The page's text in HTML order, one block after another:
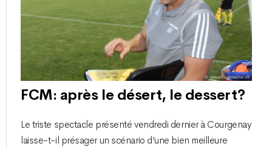
FCM: après le désert, le dessert?
Le triste spectacle présenté vendredi dernier à Courgenay
laisse-t-il présager un scénario d’une bien meilleure